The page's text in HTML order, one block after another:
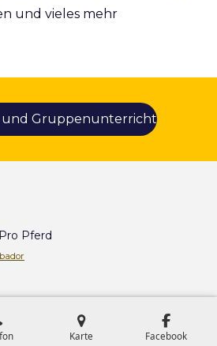
und vieles mehr
und Gruppenunterricht
Pferd
Karte Facebook